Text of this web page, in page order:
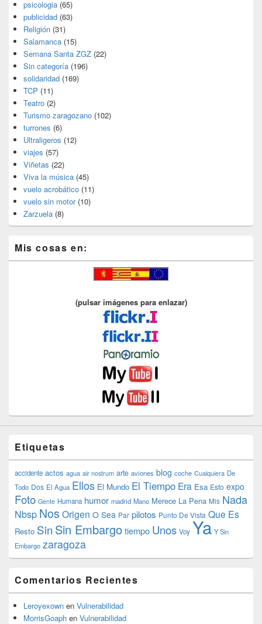
psicologia (65)
publicidad (63)
Religión (31)
Salamanca (15)
Semana Santa ZGZ (22)
Sin categoría (196)
solidaridad (169)
TCP (11)
Teatro (2)
Turismo zaragozano (102)
turrones (6)
Ultraligeros (12)
viajes (57)
Viñetas (22)
Viva la música (45)
vuelo acrobático (11)
vuelo sin motor(10)
Zarzuela (8)
Mis cosas en:
(pulsar imágenes para enlazar)
Etiquetas
accidente actos agua air nostrum arte aviones blog coche Cualquiera De
Todo Dos El Agua Ellos El Mundo El Tiempo Era Esa Esto expo
Foto Gente Humana humor madrid Mano Merece La Pena Mis Nada
Nbsp Nos Origen O Sea Par pilotos Punto De Vista Que Es
Resto SinSin Embargotiempo Unos Voy Ya Y Sin
Embargo zaragoza
Comentarios Recientes
Leroyexown en Vulnerabilidad
MorrisGoaph en Vulnerabilidad